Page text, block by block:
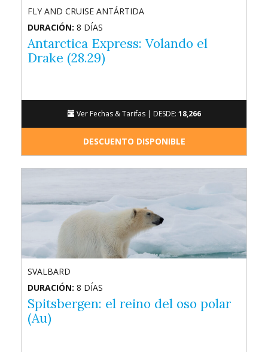
FLY AND CRUISE ANTÁRTIDA
DURACIÓN: 8 DÍAS
Antarctica Express: Volando el
Drake (28.29)
Ver Fechas & Tarifas | DESDE: 18,266
DESCUENTO DISPONIBLE
SVALBARD
DURACIÓN: 8 DÍAS
Spitsbergen: el reino del oso polar
(Au)